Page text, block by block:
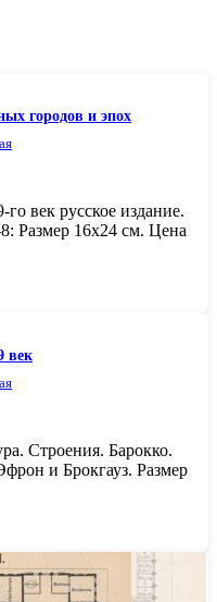
городов и эпох
век русское издание.
Размер 16х24 см. Цена
век
Строения. Барокко.
и Брокгауз. Размер